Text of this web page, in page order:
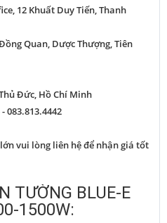
12 Khuất Duy Tiến, Thanh
Quan, Dược Thượng, Tiên
Đức, Hồ Chí Minh
083.813.4442
vui lòng liên hệ để nhận giá tốt
TƯỜNG BLUE-E
1500W: